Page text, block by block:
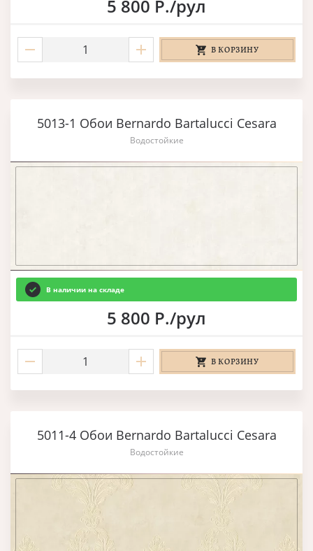
5 800 Р./рул
В КОРЗИНУ
5013-1 Обои Bernardo Bartalucci Cesara
Водостойкие
В наличии на складе
5 800 Р./рул
В КОРЗИНУ
5011-4 Обои Bernardo Bartalucci Cesara
Водостойкие